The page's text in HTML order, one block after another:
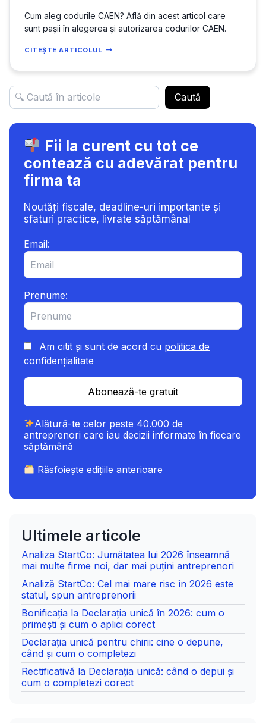
Cum aleg codurile CAEN? Află din acest articol care
sunt pașii în alegerea și autorizarea codurilor CAEN.
CITEȘTE ARTICOLUL CUM
CODURILE
CAEN?
Caută
Fii la curent cu tot ce
contează cu adevărat pentru
firma ta
Noutăți fiscale, deadline-uri importante și
sfaturi practice, livrate săptămânal
Email:
Prenume:
Am citit și sunt de acord cu politica de
confidențialitate
Abonează-te gratuit
Alătură-te celor peste 40.000 de
antreprenori care iau decizii informate în fiecare
săptămână
Răsfoieșteedițiile anterioare
Ultimele articole
Analiza StartCo: Jumătatea lui 2026 înseamnă
mai multe firme noi, dar mai puțini antreprenori
Analiză StartCo: Cel mai mare risc în 2026 este
statul, spun antreprenorii
Bonificația la Declarația unică în 2026: cum o
primești și cum o aplici corect
Declarația unică pentru chirii: cine o depune,
când și cum o completezi
Rectificativă la Declarația unică: când o depui și
cum o completezi corect